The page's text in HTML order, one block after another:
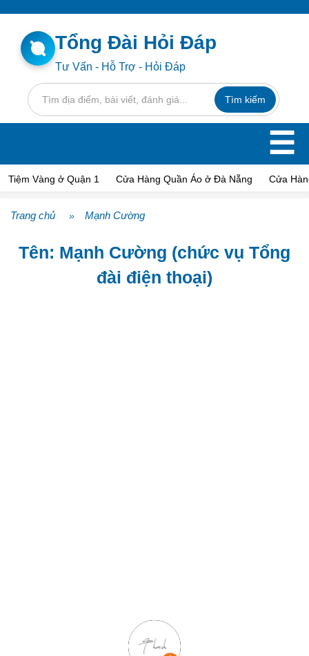
Tổng Đài Hỏi Đáp
Tư Vấn - Hỗ Trợ - Hỏi Đáp
☰
Tiệm Vàng ở Quận 1 Cửa Hàng Quần Áo ở Đà Nẵng Cửa
Trang chủ » Mạnh Cường
Tên: Mạnh Cường (chức vụ Tổng
đài điện thoại)